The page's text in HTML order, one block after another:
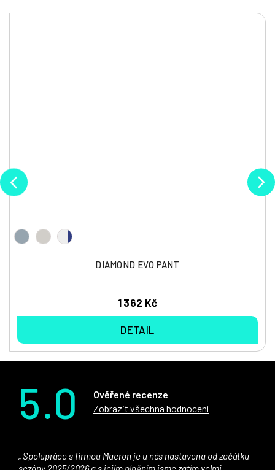
DIAMOND EVO PANT
1 362 Kč
DETAIL
5.0
Ověřené recenze
Zobrazit všechna hodnocení